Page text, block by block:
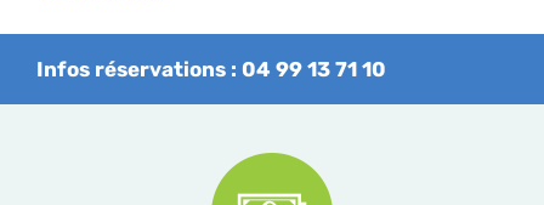
Infos réservations : 04 99 13 71 10